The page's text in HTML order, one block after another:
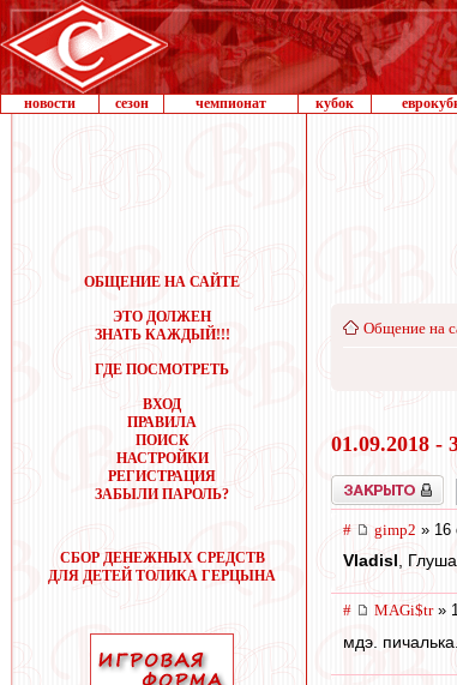
новости сезон чемпионат кубок
ОБЩЕНИЕ НА САЙТЕ
ЭТО ДОЛЖЕН
ЗНАТЬ КАЖДЫЙ!!!
ГДЕ ПОСМОТРЕТЬ
ВХОД
ПРАВИЛА
ПОИСК
НАСТРОЙКИ
РЕГИСТРАЦИЯ
ЗАБЫЛИ ПАРОЛЬ?
СБОР ДЕНЕЖНЫХ СРЕДСТВ
ДЛЯ ДЕТЕЙ ТОЛИКА ГЕРЦЫНА
Общение на
01.09.2018 -
Закрыто
# gimp2 » 16
Vladisl,
# MAGi$tr»
мдэ.